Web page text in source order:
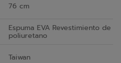
76 cm
Espuma EVA Revestimiento de
poliuretano
Taiwan